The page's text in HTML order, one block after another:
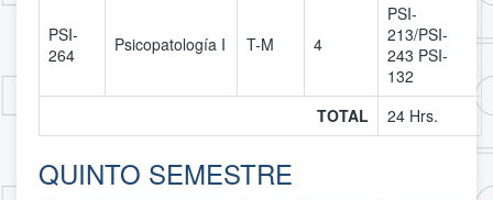
PSI-
264
Psicopatología I T-M 4
PSI-
213/PSI-
243 PSI-
132
TOTAL
24 Hrs.
QUINTO SEMESTRE